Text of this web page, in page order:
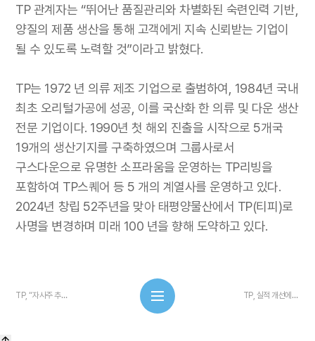
TP 관계자는 “뛰어난 품질관리와 차별화된 숙련인력 기반,
양질의 제품 생산을 통해 고객에게 지속 신뢰받는 기업이
될 수 있도록 노력할 것”이라고 밝혔다.
TP는 1972 년 의류 제조 기업으로 출범하여, 1984년 국내
최초 오리털가공에 성공, 이를 국산화 한 의류 및 다운 생산
전문 기업이다. 1990년 첫 해외 진출을 시작으로 5개국
19개의 생산기지를 구축하였으며 그룹사로서
구스다운으로 유명한 소프라움을 운영하는 TP리빙을
포함하여 TP스퀘어 등 5 개의 계열사를 운영하고 있다.
2024년 창립 52주년을 맞아 태평양물산에서 TP(티피)로
사명을 변경하며 미래 100 년을 향해 도약하고 있다.
TP, “자사주 추가 매입… 주주환원 정책 지속” TP, 실적 개선에 “2025년 배당금 전년비 50% 상향”